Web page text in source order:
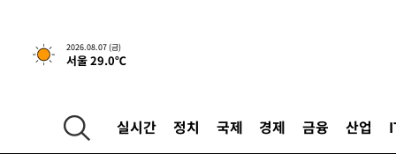
2026.08.07 (금)
서울 29.0℃
실시간 정치 국제 경제 금융 산업
-23825초 전 >[속보] 뉴욕증시, 일제 하락 마감…나스닥 0.06%↓
례 큰 폭발음
-27954초 전 >
[속보]美, 폴리실리콘 수입 규제…파생제품 15% 관세,
-26105초 전 >